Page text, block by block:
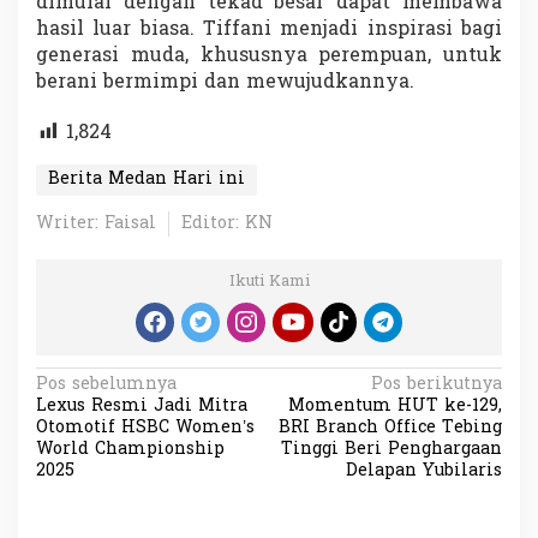
hasil luar biasa. Tiffani menjadi inspirasi bagi
generasi muda, khususnya perempuan, untuk
berani bermimpi dan mewujudkannya.
1,824
Berita Medan Hari ini
Writer: Faisal
Editor: KN
Ikuti Kami
N
a
v
Pos sebelumnya
Lexus Resmi Jadi Mitra
Otomotif HSBC Women’s
World Championship
2025
Pos berikutnya
Momentum HUT ke-129,
BRI Branch Office Tebing
Tinggi Beri Penghargaan
Delapan Yubilaris